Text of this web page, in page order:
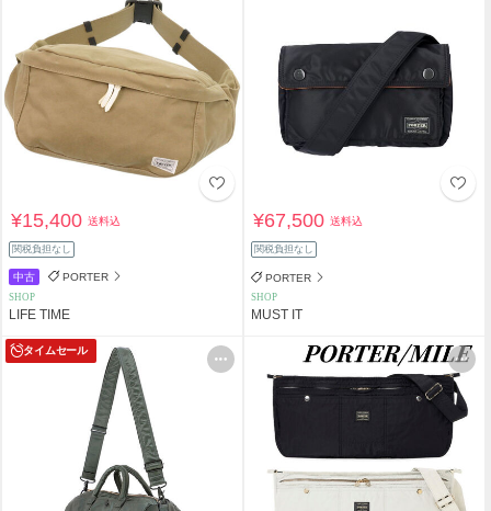
¥15,400送料込
関税負担なし
中古 PORTER
SHOP
LIFE TIME
¥67,500送料込
関税負担なし
PORTER
SHOP
MUST IT
タイムセール